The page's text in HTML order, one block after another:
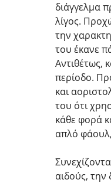
διάγγελμα
λίγος.
την
του έκανε
Αντιθέτως,
περίοδο.
και
του ότι
κάθε φορά
απλό
αιδούς,